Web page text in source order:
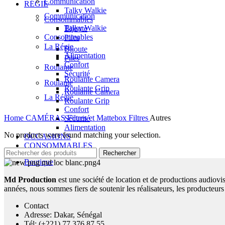
RÉGIE
Communication
Talky Walkie
Consommables
Bijoute
Piles
Roulante
Roulante Camera
Roulante Grip
La Régie
Confort
Sécurité
Alimentation
OCCASIONS
CONSOMMABLES
Boutique
Talky Walkie
Consommables
Bijoute
Piles
La Régie
Alimentation
Confort
Sécurité
Roulante
Roulante Camera
Roulante Grip
Home CAMÉRASFiltres et Mattebox Filtres Autres
No products were found matching your selection.
Rechercher
Md Production est une société de location et de productions
années, nous sommes fiers de soutenir les réalisateurs, les
Contact
Adresse: Dakar, Sénégal